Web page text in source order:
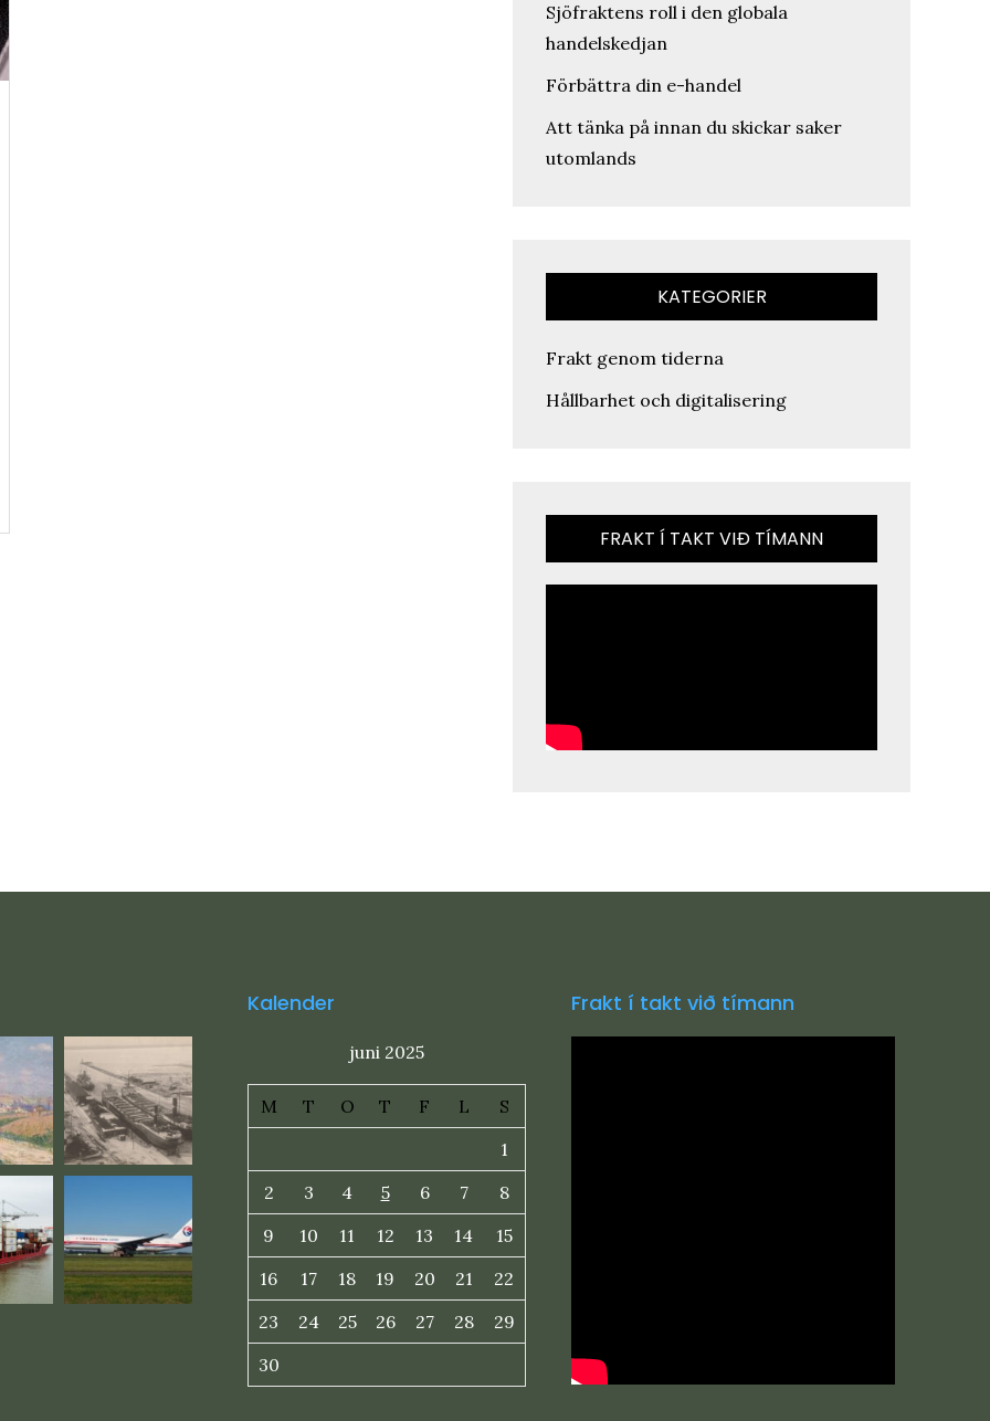
Sjöfraktens roll i den globala
handelskedjan
Förbättra din e-handel
Att tänka på innan du skickar saker
utomlands
KATEGORIER
Frakt genom tiderna
Hållbarhet och digitalisering
FRAKT Í TAKT VIÐ TÍMANN
Kalender
juni 2025
M T O T F L
S
1
2
3 4 5 6 7
8
9
10 11 12 13 14
15
16
17 18 19 20 21
22
23
24 25 26 27 28
29
30
Frakt í takt við tímann